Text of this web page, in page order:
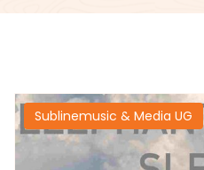
Sublinemusic & Media UG